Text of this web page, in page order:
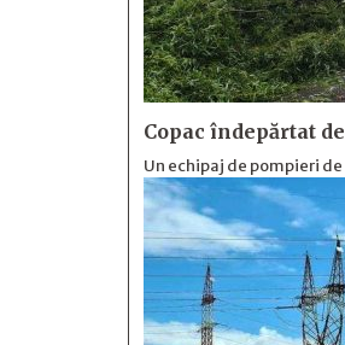
Copac îndepărtat
Un echipaj de pompieri